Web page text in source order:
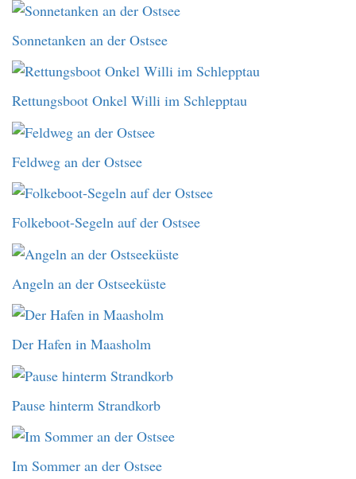
Sonnetanken an der Ostsee
Rettungsboot Onkel Willi im Schlepptau
Feldweg an der Ostsee
Folkeboot-Segeln auf der Ostsee
Angeln an der Ostseeküste
Der Hafen in Maasholm
Pause hinterm Strandkorb
Im Sommer an der Ostsee